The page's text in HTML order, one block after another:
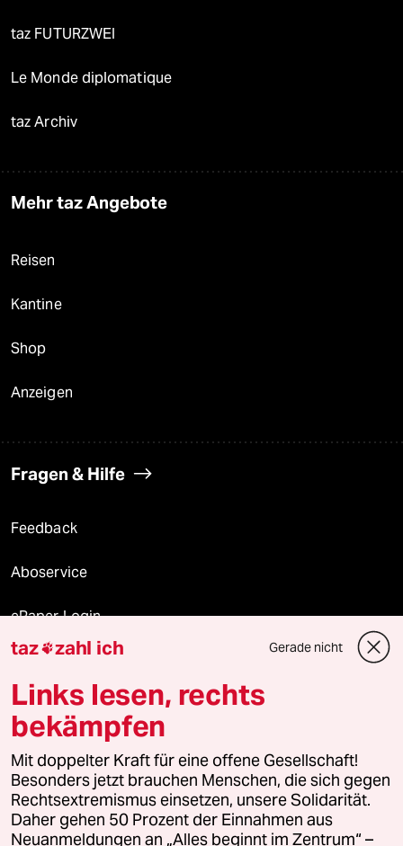
taz FUTURZWEI
Le Monde diplomatique
taz Archiv
Mehr taz Angebote
Reisen
Kantine
Shop
Anzeigen
Fragen & Hilfe
Feedback
Aboservice
ePaper Login
Downloads für Abonnierende
© 2026 taz Verlags und Vertriebs GmbH
Alle Rechte vorbehalten. Bei rechtlichen Fragen oder für Genehmigungen
wenden Sie sich bitte an lizenzen@taz.de
Feedback Redaktionsstatut Kommune-Richtlinien
taz zahl ich Gerade nicht
Links lesen, rechts
bekämpfen
Mit doppelter Kraft für eine offene Gesellschaft!
Besonders jetzt brauchen Menschen, die sich gegen
Rechtsextremismus einsetzen, unsere Solidarität.
Daher gehen 50 Prozent der Einnahmen aus
Neuanmeldungen an „Alles beginnt im Zentrum“ –